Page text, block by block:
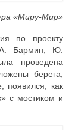
«Миру-Мир»
по проекту
А. Бармин, Ю.
проведена
берега,
появился, как
с мостиком и